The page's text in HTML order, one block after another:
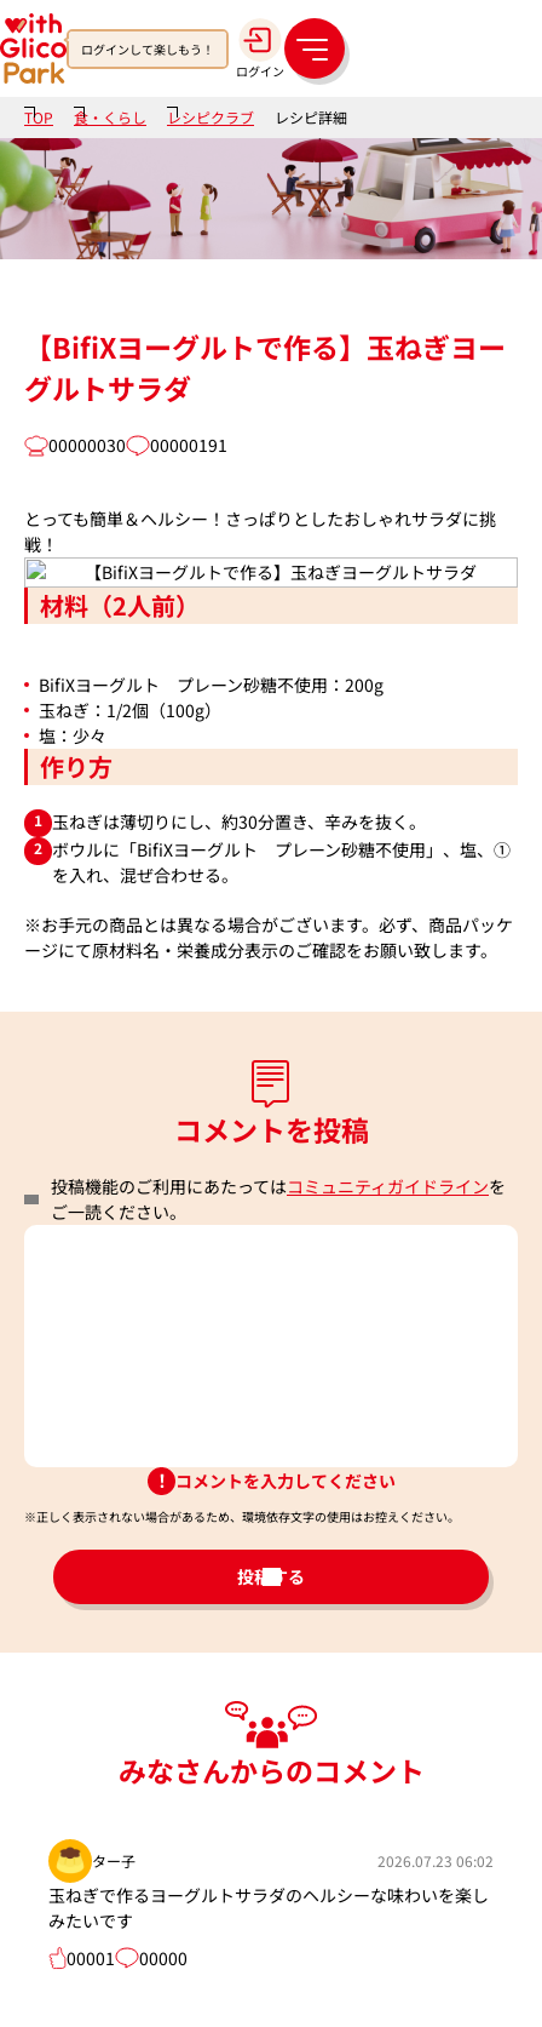
ログインして楽しもう！
ログイン
メ
ニ
ュ
ー
TOP 食・くらし レシピクラブ レシピ詳細
【BifiXヨーグルトで作る】玉ねぎヨー
グルトサラダ
00000030 00000191
とっても簡単＆ヘルシー！さっぱりとしたおしゃれサラダに挑
戦！
材料（2人前）
BifiXヨーグルト プレーン砂糖不使用：200g
玉ねぎ：1/2個（100g）
塩：少々
作り方
1 玉ねぎは薄切りにし、約30分置き、辛みを抜く。
2 ボウルに「BifiXヨーグルト プレーン砂糖不使用」、塩、①
を入れ、混ぜ合わせる。
※お手元の商品とは異なる場合がございます。必ず、商品パッケ
ージにて原材料名・栄養成分表示のご確認をお願い致します。
コメントを投稿
投稿機能のご利用にあたってはコミュニティガイドラインを
ご一読ください。
コメントを入力してください
※正しく表示されない場合があるため、環境依存文字の使用はお控えください。​
投稿する
みなさんからのコメント
ター子 2026.07.23 06:02
玉ねぎで作るヨーグルトサラダのヘルシーな味わいを楽し
みたいです
00001
00000